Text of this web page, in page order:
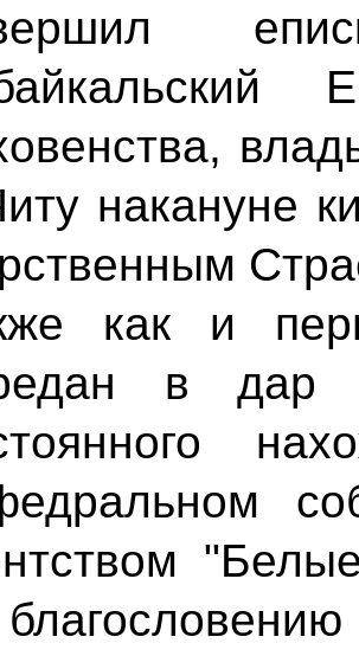
накануне
как и
в дар